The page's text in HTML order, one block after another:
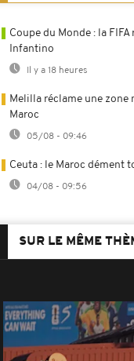
Coupe du Monde : la
Infantino
Il y a 18 heures
Melilla réclame une zone
Maroc
05/08 - 09:46
Ceuta : le Maroc dément
04/08 - 09:56
SUR LE MÊME